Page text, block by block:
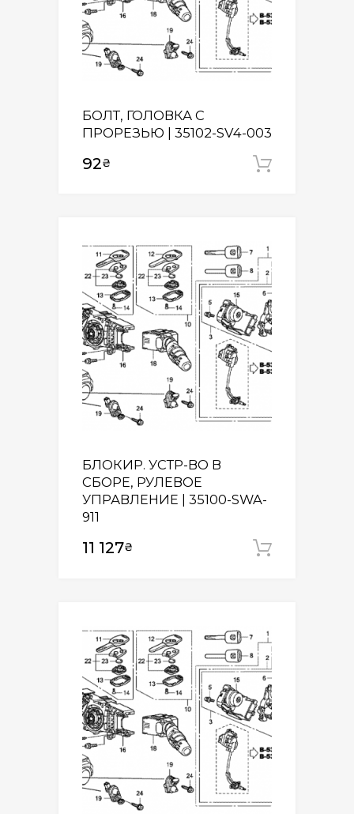
БОЛТ, ГОЛОВКА С
ПРОРЕЗЬЮ | 35102-SV4-003
92₴
БЛОКИР. УСТР-ВО В
СБОРЕ, РУЛЕВОЕ
УПРАВЛЕНИЕ | 35100-SWA-
911
11 127₴